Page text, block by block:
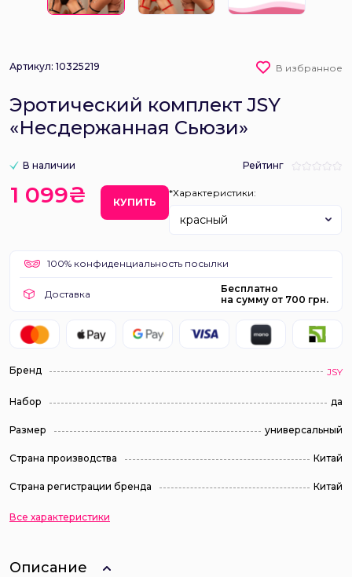
Артикул: 10325219 В избранное
Эротический комплект JSY
«Несдержанная Сьюзи»
В наличии Рейтинг
1 099₴ КУПИТЬ
*Характеристики:
красный
100% конфиденциальность посылки
Доставка
Бесплатно
на сумму от 700 грн.
Бренд JSY
Набор да
Размер универсальный
Страна производства Китай
Страна регистрации бренда Китай
Все характеристики
Описание